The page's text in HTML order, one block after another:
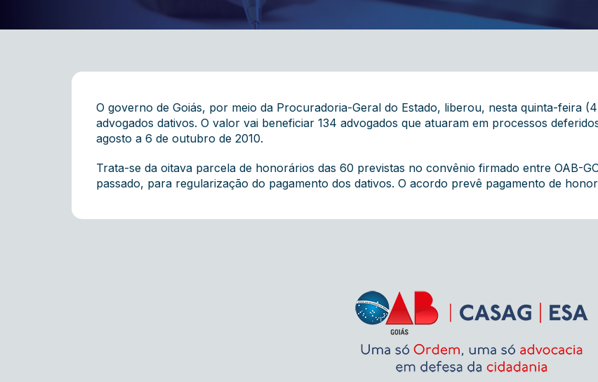
O governo de Goiás, por meio da Procuradoria-Geral do Estado, liberou, nesta quinta-feira
advogados dativos. O valor vai beneficiar 134 advogados que atuaram em processos
agosto a 6 de outubro de 2010.
Trata-se da oitava parcela de honorários das 60 previstas no convênio firmado entre OAB-
passado, para regularização do pagamento dos dativos. O acordo prevê pagamento de